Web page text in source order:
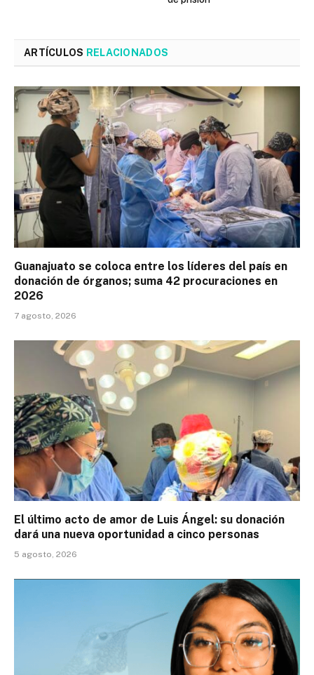
ARTÍCULOS RELACIONADOS
Guanajuato se coloca entre los líderes del país en
donación de órganos; suma 42 procuraciones en
2026
7 agosto, 2026
El último acto de amor de Luis Ángel: su donación
dará una nueva oportunidad a cinco personas
5 agosto, 2026